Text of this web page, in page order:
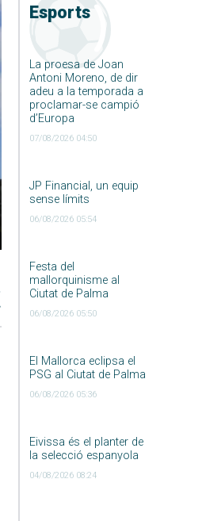
Esports
La proesa de Joan
Antoni Moreno, de dir
adeu a la temporada a
proclamar-se campió
d’Europa
07/08/2026 04:50
JP Financial, un equip
sense límits
06/08/2026 05:54
Festa del
mallorquinisme al
Ciutat de Palma
06/08/2026 05:50
El Mallorca eclipsa el
PSG al Ciutat de Palma
06/08/2026 05:36
Eivissa és el planter de
la selecció espanyola
04/08/2026 08:24